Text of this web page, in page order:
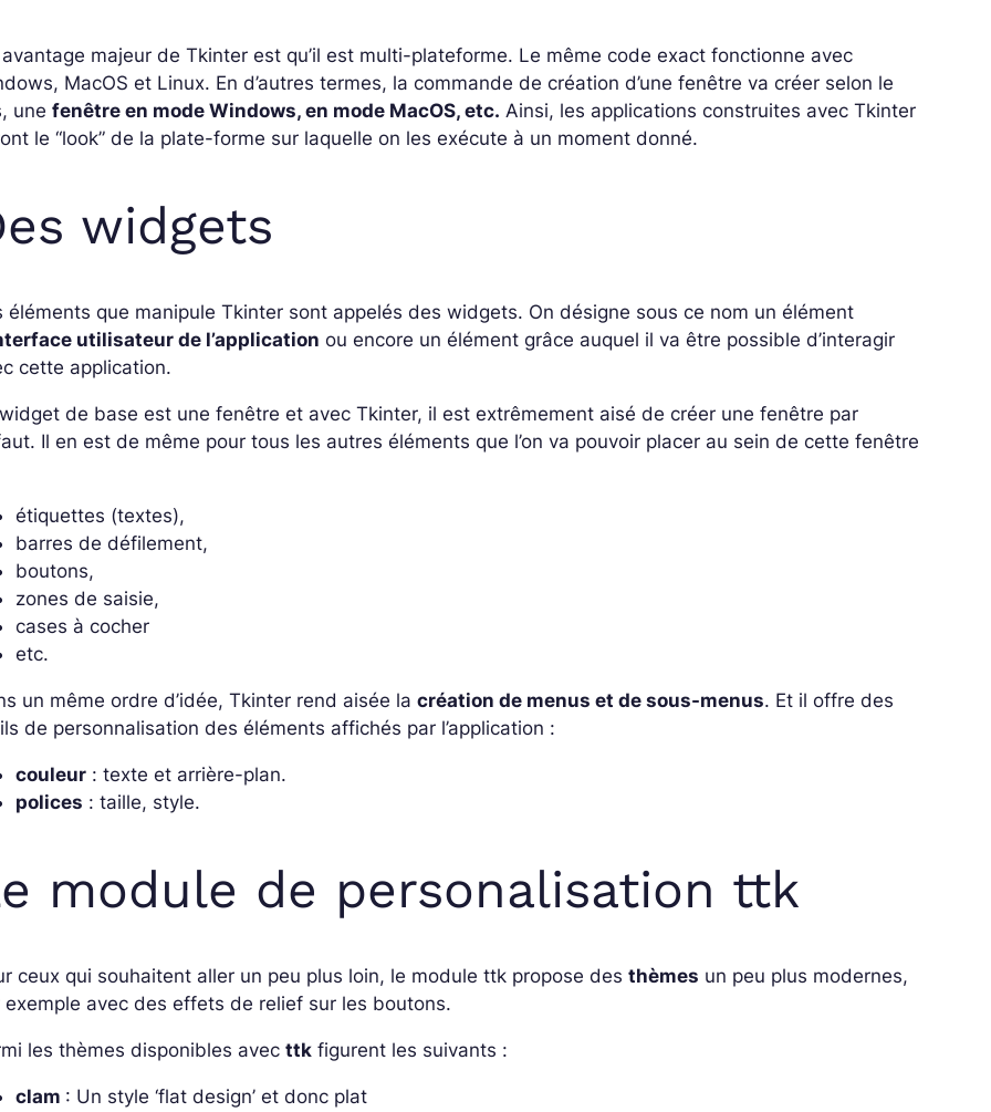
majeur de Tkinter est qu’il est multi-plateforme. Le même code exact fonctionne avec
MacOS et Linux. En d’autres termes, la commande de création d’une fenêtre va créer selon le
unefenêtre en mode Windows, en mode MacOS, etc. Ainsi, les applications construites avec Tkinter
le “look” de la plate-forme sur laquelle on les exécute à un moment donné.
widgets
éléments que manipule Tkinter sont appelés des widgets. On désigne sous ce nom un élément
utilisateur de l’application ou encore un élément grâce auquel il va être possible d’interagir
cette application.
de base est une fenêtre et avec Tkinter, il est extrêmement aisé de créer une fenêtre par
Il en est de même pour tous les autres éléments que l’on va pouvoir placer au sein de cette fenêtre
étiquettes (textes),
barres de défilement,
boutons,
zones de saisie,
cases à cocher
etc.
un même ordre d’idée, Tkinter rend aisée lacréation de menus et de sous-menus. Et il offre des
de personnalisation des éléments affichés par l’application :
couleur : texte et arrière-plan.
polices : taille, style.
module de personalisation ttk
ceux qui souhaitent aller un peu plus loin, le module ttk propose desthèmes un peu plus modernes,
exemple avec des effets de relief sur les boutons.
les thèmes disponibles avecttk figurent les suivants :
clam : Un style ‘flat design’ et donc plat